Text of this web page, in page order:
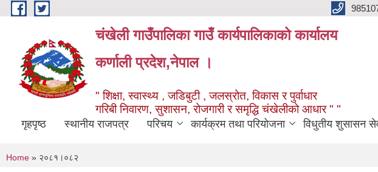
Skip to main content
चंखेली गाउँपालिका गाउँ कार्यपालिकाको कार्यालय
कर्णाली प्रदेश,नेपाल ।
" शिक्षा, स्वास्थ्य , जडिबुटी , जलस्रोत, विकास र पुर्वाधार
गरिबी निवारण, सुशासन, रोजगारी र समृद्धि चंखेलीको आधार " "
गृहपृष्ठ स्थानीय राजपत्र परिचय कार्यक्रम तथा परियोजना विधुतीय शुसासन
You are here
Home » २०८१।०८२